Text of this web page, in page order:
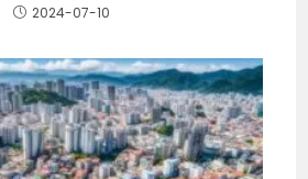
2024-07-10